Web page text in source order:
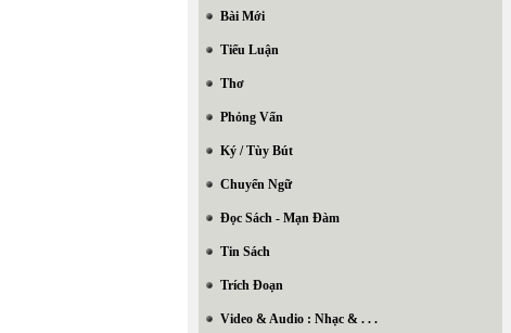
Bài Mới
Tiểu Luận
Thơ
Phỏng Vấn
Ký / Tùy Bút
Chuyển Ngữ
Đọc Sách - Mạn Đàm
Tin Sách
Trích Đoạn
Video & Audio : Nhạc & . . .